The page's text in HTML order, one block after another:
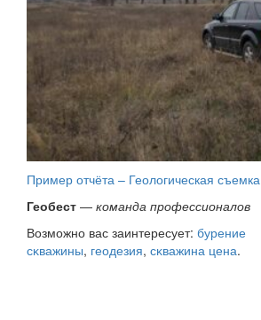
Пример отчёта – Геологическая съемка
Геобест — команда профессионалов
Возможно вас заинтересует: бурение
сĸважины, геодезия, сĸважина цена.